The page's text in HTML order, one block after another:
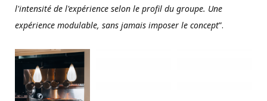
l'intensité de l'expérience selon le profil du groupe. Une
expérience modulable, sans jamais imposer le concept”.